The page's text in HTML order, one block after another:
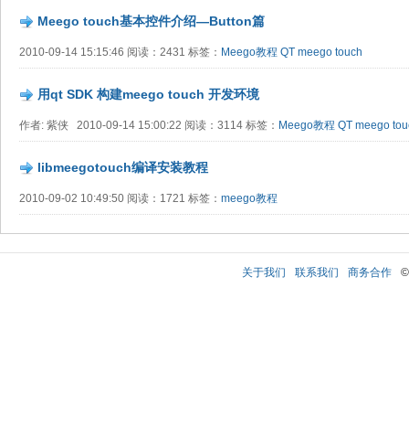
Meego touch基本控件介绍—Button篇
2010-09-14 15:15:46 阅读：2431 标签： Meego教程 QT meego touch
用qt SDK 构建meego touch 开发环境
作者: 紫侠 2010-09-14 15:00:22 阅读：3114 标签： Meego教程 QT meego
libmeegotouch编译安装教程
2010-09-02 10:49:50 阅读：1721 标签： meego教程
关于我们 联系我们 商务合作